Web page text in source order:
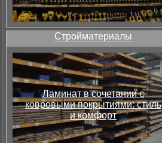
Стройматериалы
Ламинат в сочетании с
ковровыми покрытиями: стиль
и комфорт